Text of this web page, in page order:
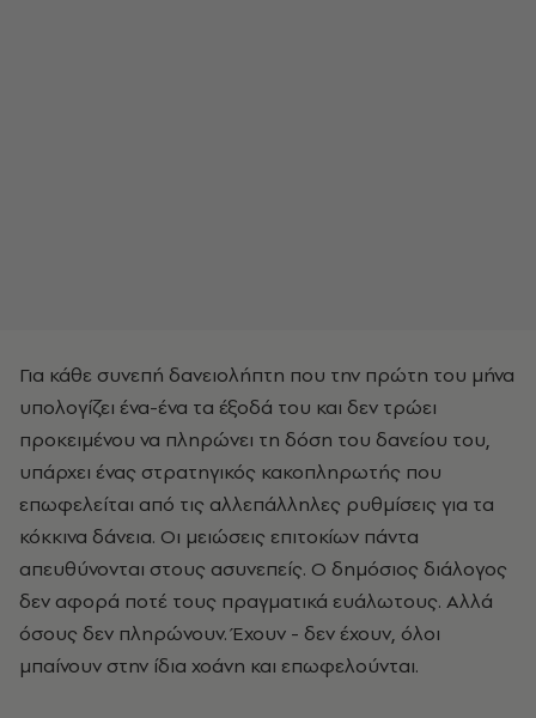
Για κάθε συνεπή δανειολήπτη που την πρώτη του μήνα
υπολογίζει ένα-ένα τα έξοδά του και δεν τρώει
προκειμένου να πληρώνει τη δόση του δανείου του,
υπάρχει ένας στρατηγικός κακοπληρωτής που
επωφελείται από τις αλλεπάλληλες ρυθμίσεις για τα
κόκκινα δάνεια. Οι μειώσεις επιτοκίων πάντα
απευθύνονται στους ασυνεπείς. Ο δημόσιος διάλογος
δεν αφορά ποτέ τους πραγματικά ευάλωτους. Αλλά
όσους δεν πληρώνουν. Έχουν - δεν έχουν, όλοι
μπαίνουν στην ίδια χοάνη και επωφελούνται.